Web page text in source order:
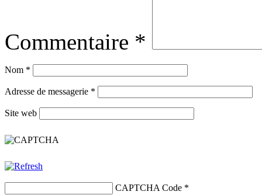
Commentaire *
Nom *
Adresse de messagerie *
Site web
CAPTCHA Code *